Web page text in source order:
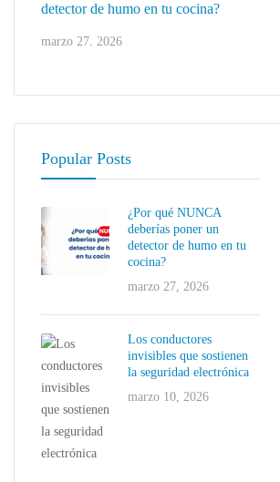
detector de humo en tu cocina?
marzo 27, 2026
Popular Posts
¿Por qué NUNCA
deberías poner un
detector de humo en tu
cocina?
marzo 27, 2026
Los conductores
invisibles que sostienen
la seguridad electrónica
marzo 10, 2026